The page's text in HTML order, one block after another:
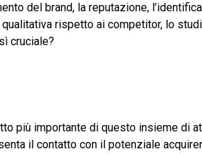
del brand, la reputazione,
rispetto ai competitor, lo
cruciale?
più importante di questo insieme di
il contatto con il potenziale